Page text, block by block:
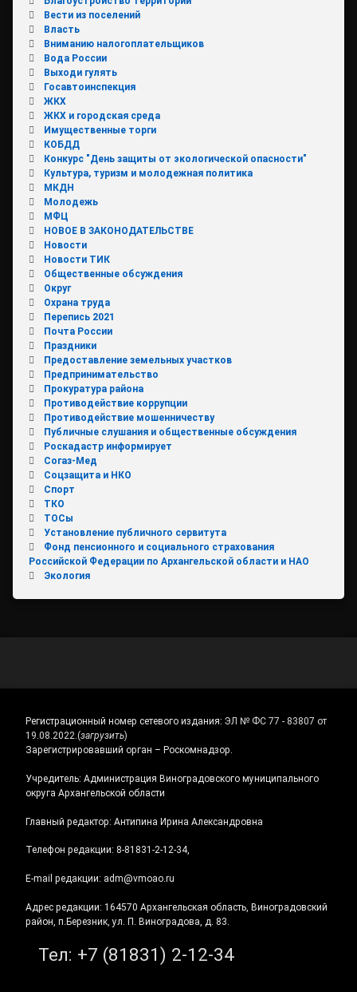
Вести из поселений
Власть
Вниманию налогоплательщиков
Вода России
Выходи гулять
Госавтоинспекция
ЖКХ
ЖКХ и городская среда
Имущественные торги
КОБДД
Конкурс "День защиты от экологической опасности"
Культура, туризм и молодежная политика
МКДН
Молодежь
МФЦ
НОВОЕ В ЗАКОНОДАТЕЛЬСТВЕ
Новости
Новости ТИК
Общественные обсуждения
Округ
Охрана труда
Перепись 2021
Почта России
Праздники
Предоставление земельных участков
Предпринимательство
Прокуратура района
Противодействие коррупции
Противодействие мошенничеству
Публичные слушания и общественные обсуждения
Роскадастр информирует
Согаз-Мед
Соцзащита и НКО
Спорт
ТКО
ТОСы
Установление публичного сервитута
Фонд пенсионного и социального страхования
Российской Федерации по Архангельской области и НАО
Экология
Регистрационный номер сетевого издания: ЭЛ № ФС 77 - 83807 от
19.08.2022. (загрузить)
Зарегистрировавший орган – Роскомнадзор.
Учредитель: Администрация Виноградовского муниципального
округа Архангельской области
Главный редактор: Антипина Ирина Александровна
Телефон редакции: 8-81831-2-12-34,
E-mail редакции: adm@vmoao.ru
Адрес редакции: 164570 Архангельская область, Виноградовский
район, п.Березник, ул. П. Виноградова, д. 83.
Тел: +7 (81831) 2-12-34